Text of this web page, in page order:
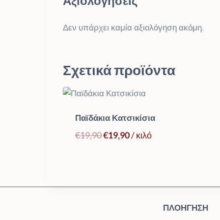
Δεν υπάρχει καμία αξιολόγηση ακόμη.
Σχετικά προϊόντα
Παϊδάκια Κατσικίσια
€19,90Original
€19,90Η
€19,90.
/ κιλό
ΠΛΟΉΓΗΣΗ